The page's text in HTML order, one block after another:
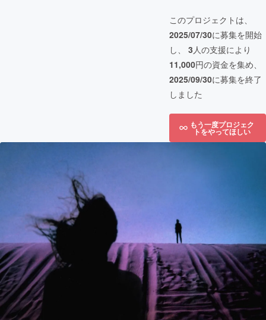
このプロジェクトは、
2025/07/30に募集を開始
し、 3人の支援により
11,000円の資金を集め、
2025/09/30に募集を終了
しました
もう一度プロジェク
トをやってほしい